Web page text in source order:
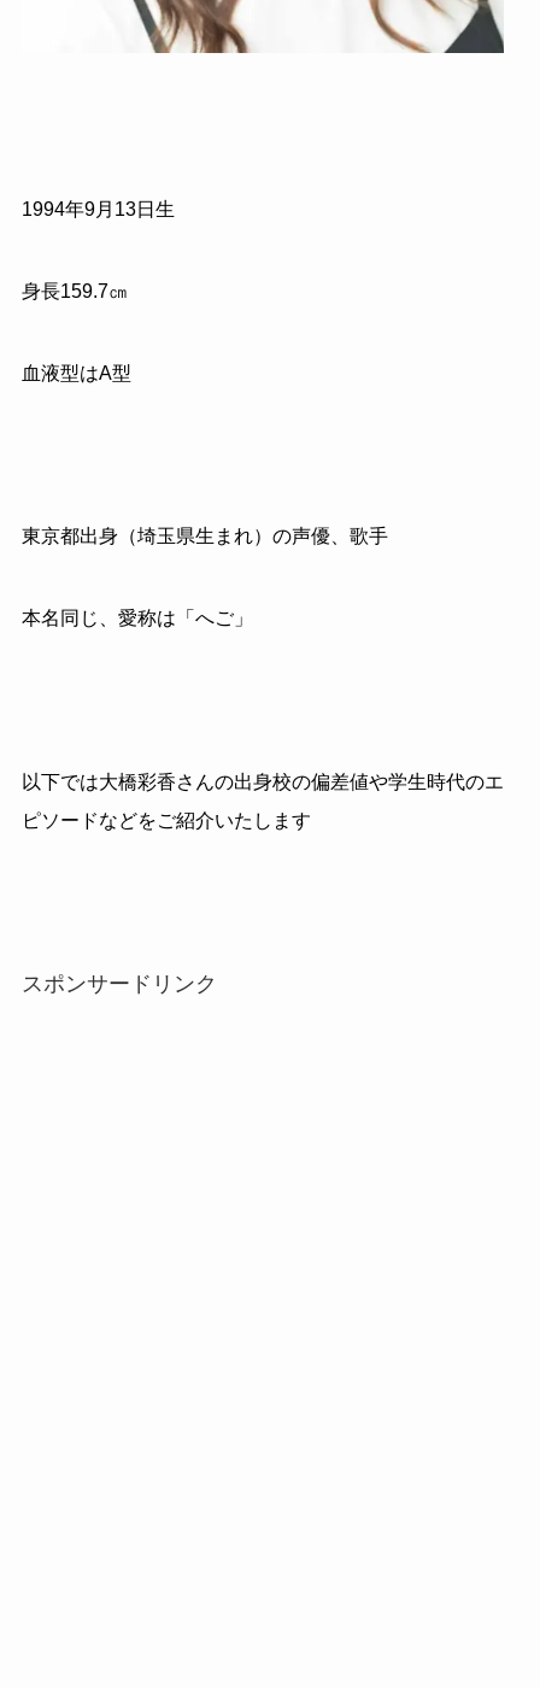
1994年9月13日生
身長159.7㎝
血液型はA型
東京都出身（埼玉県生まれ）の声優、歌手
本名同じ、愛称は「へご」
以下では大橋彩香さんの出身校の偏差値や学生時代のエ
ピソードなどをご紹介いたします
スポンサードリンク